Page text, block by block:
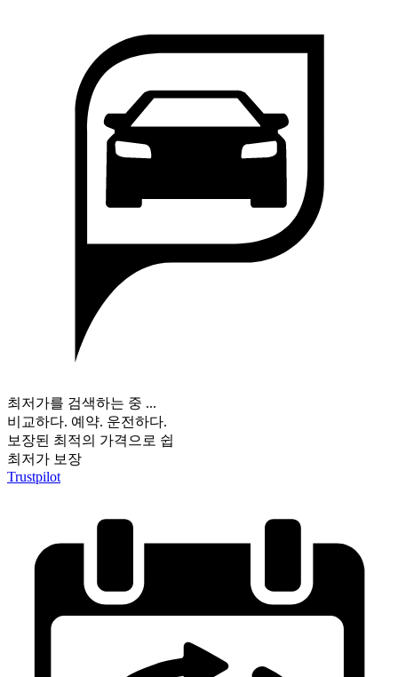
최저가를 검색하는 중 ...
비교하다. 예약. 운전하다.
보장된 최적의 가격으로 쉽
최저가 보장
Trustpilot